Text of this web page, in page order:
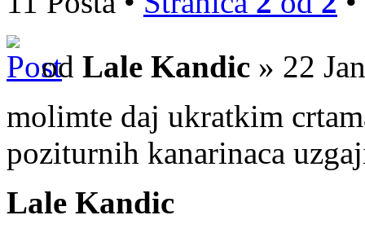
od Lale Kandic » 22
molimte daj ukratkim
poziturnih kanarinaca
Lale Kandic